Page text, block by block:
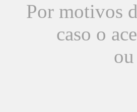
Por motivos
caso o